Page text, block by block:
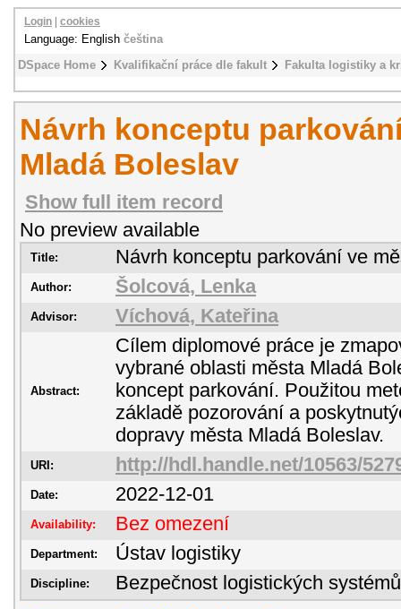
DSpace Home Kvalifikační práce dle fakult Fakulta logistiky a
Login cookies
Language: English čeština
Návrh konceptu
Mladá Boleslav
Show full item record
No preview available
Title: Návrh konceptu parkování ve
Author: Šolcová, Lenka
Advisor: Víchová, Kateřina
Abstract:
Cílem diplomové práce je
vybrané oblasti města Mladá
koncept parkování. Použitou
základě pozorování a
dopravy města Mladá Boleslav.
URI: http://hdl.handle.net/10563/
Date: 2022-12-01
Availability: Bez omezení
Department: Ústav logistiky
Discipline: Bezpečnost logistických systémů